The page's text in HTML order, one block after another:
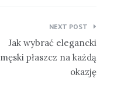
NEXT POST
Jak wybrać elegancki
męski płaszcz na każdą
okazję